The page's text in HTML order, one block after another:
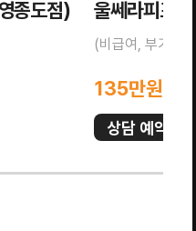
종도점) 울쎄라피프
(비급여, 부가세
135만원~
상담 예약